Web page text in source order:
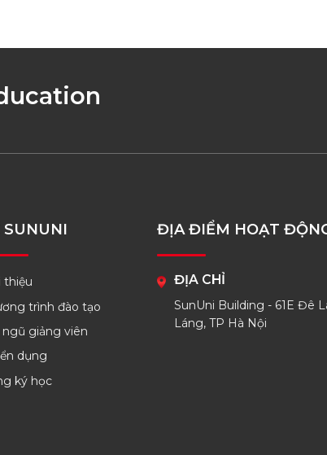
SUNUNI
thiệu
trình đào tạo
giảng viên
dụng
ký học
ĐỊA ĐIỂM HOẠT
ĐỊA CHỈ
SunUni Building - 61E Đê
Láng, TP Hà Nội